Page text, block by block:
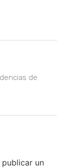
de
publicar un